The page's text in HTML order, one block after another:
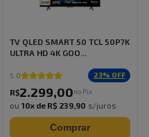
TV QLED SMART 50 TCL 50P7K
ULTRA HD 4K GOO...
5.0 23% OFF
R$2.299,00no Pix
ou 10x de R$ 239,90 s/juros
Comprar